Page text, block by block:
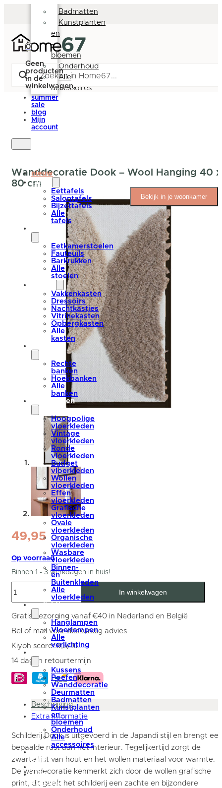
0
Geen
producten
in de
winkelwagen.
Badmatten
Kunstplanten
en
-
bloemen
Onderhoud
Alle
accessoires
summer
sale
blog
Mijn
account
nieuw
tafels
Eettafels
Salontafels
Bijzettafels
Alle
tafels
Eetkamerstoelen
Fauteuils
Barkrukken
Alle
stoelen
Vakkenkasten
Dressoirs
Nachtkastjes
Vitrinekasten
Opbergkasten
Alle
kasten
Rechte
banken
Hoekbanken
Alle
banken
vloerkleden
Hoogpolige
vloerkleden
Vintage
vloerkleden
Ronde
vloerkleden
Budget
vloerkleden
Wollen
vloerkleden
Effen
vloerkleden
Grafische
vloerkleden
Ovale
vloerkleden
Organische
vloerkleden
Wasbare
vloerkleden
Binnen-
en
Buitenkleden
Alle
vloerkleden
verlichting
Hanglampen
Vloerlampen
Alle
verlichting
Kussens
Poefen
Wanddecoratie
Deurmatten
Badmatten
Kunstplanten
en -
bloemen
Onderhoud
Alle
accessoires
summer
sale
blog
Mijn
account
Wanddecoratie Dook – Wool Hanging 40 x
80 cm
Bekijk in je woonkamer
49,95
Op voorraad
Binnen 1 - 3 werkdagen in huis!
Wanddecoratie
Dook
Wool
Hanging
x
cm
aantal
In winkelwagen
Gratis bezorging vanaf €40 in Nederland en België
Bel of mail voor deskundig advies
Kiyoh score: 9,5/10
14 dagen retourtermijn
Beschrijving
Extra informatie
Schilderij Dook is uitgevoerd in de Japandi stijl en brengt
bepaalde rust aan het interieur. Tegelijkertijd zorgt de
zwarte lijst van hout en het wollen materiaal voor warmte.
De wandecoratie kenmerkt zich door de wollen grafische
print, dit geeft het schilderij een zachte en bijzondere